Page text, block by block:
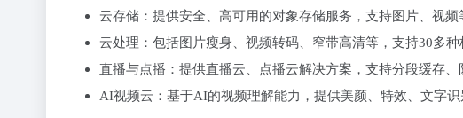
云存储‌：提供安全、高可用的对象存储服务，支持图片、视频
云处理‌：包括图片瘦身、视频转码、窄带高清等，支持30多种
直播与点播‌：提供直播云、点播云解决方案，支持分段缓存、
‌AI视频云‌：基于AI的视频理解能力，提供美颜、特效、文字识